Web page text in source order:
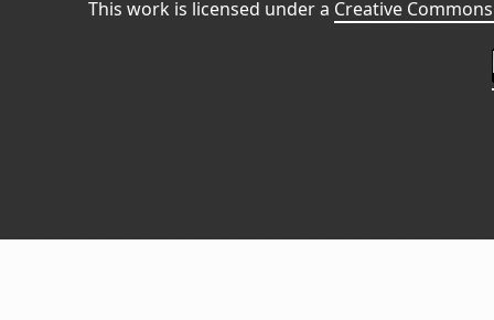
This work is licensed under a Creative